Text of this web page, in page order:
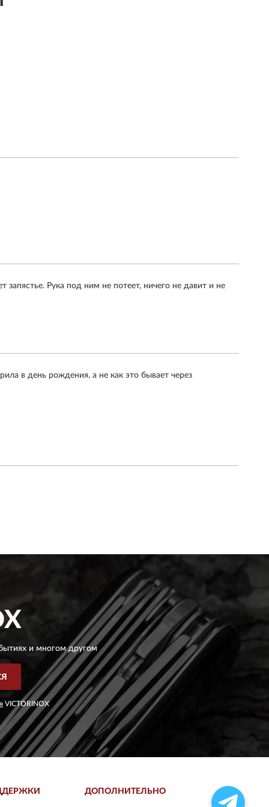
Рука под ним не потеет, ничего не давит и не
в день рождения, а не как это бывает через
и многом другом
VICTORINOX
ДОПОЛНИТЕЛЬНО